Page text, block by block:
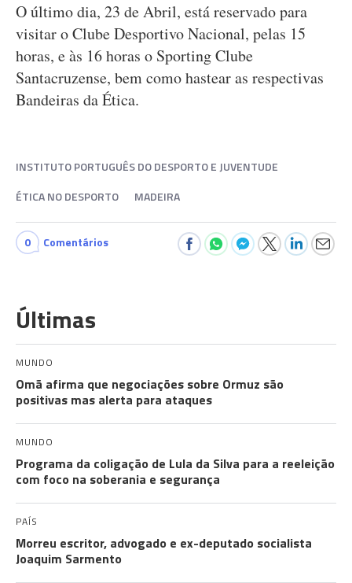
O último dia, 23 de Abril, está reservado para
visitar o Clube Desportivo Nacional, pelas 15
horas, e às 16 horas o Sporting Clube
Santacruzense, bem como hastear as respectivas
Bandeiras da Ética.
INSTITUTO PORTUGUÊS DO DESPORTO E JUVENTUDE
ÉTICA NO DESPORTO
MADEIRA
0 Comentários
Últimas
MUNDO
Omã afirma que negociações sobre Ormuz são
positivas mas alerta para ataques
MUNDO
Programa da coligação de Lula da Silva para a reeleição
com foco na soberania e segurança
PAÍS
Morreu escritor, advogado e ex-deputado socialista
Joaquim Sarmento